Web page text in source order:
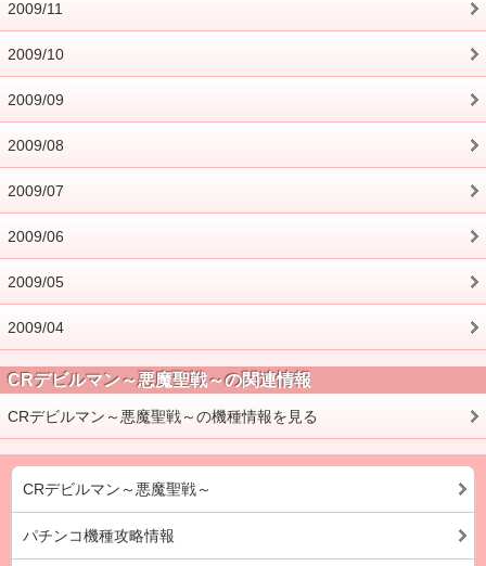
2009/11
2009/10
2009/09
2009/08
2009/07
2009/06
2009/05
2009/04
CRデビルマン～悪魔聖戦～の関連情報
CRデビルマン～悪魔聖戦～の機種情報を見る
CRデビルマン～悪魔聖戦～
パチンコ機種攻略情報